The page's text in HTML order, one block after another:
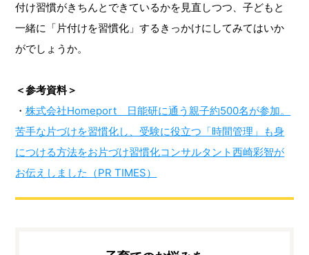
付け習慣がきちんとできているかを見直しつつ、子どもと
一緒に「片付けを習慣化」するきっかけにしてみてはいか
がでしょうか。
＜参考資料＞
・株式会社Homeport 日能研に通う親子約500名が参加。
苦手な片づけを習慣化し、受験に役立つ「時間管理」も身
につける方法をお片づけ習慣化コンサルタント西崎彩智が
お伝えしました（PR TIMES）